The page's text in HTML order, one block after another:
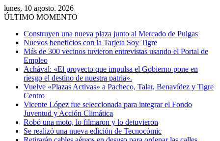
lunes, 10 agosto. 2026
ÚLTIMO MOMENTO
Construyen una nueva plaza junto al Mercado de Pulgas
Nuevos beneficios con la Tarjeta Soy Tigre
Más de 300 vecinos tuvieron entrevistas usando el Portal de
Empleo
Achával: «El proyecto que impulsa el Gobierno pone en
riesgo el destino de nuestra patria».
Vuelve «Plazas Activas» a Pacheco, Talar, Benavídez y Tigre
Centro
Vicente López fue seleccionada para integrar el Fondo
Juventud y Acción Climática
Robó una moto, lo filmaron y lo detuvieron
Se realizó una nueva edición de Tecnocómic